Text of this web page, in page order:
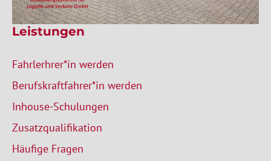
Leistungen
Fahrlerhrer*in werden
Berufskraftfahrer*in werden
Inhouse-Schulungen
Zusatzqualifikation
Häufige Fragen